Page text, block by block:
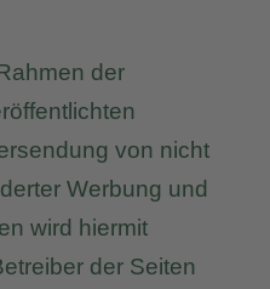
der
von nicht
Werbung und
wird hiermit
der Seiten